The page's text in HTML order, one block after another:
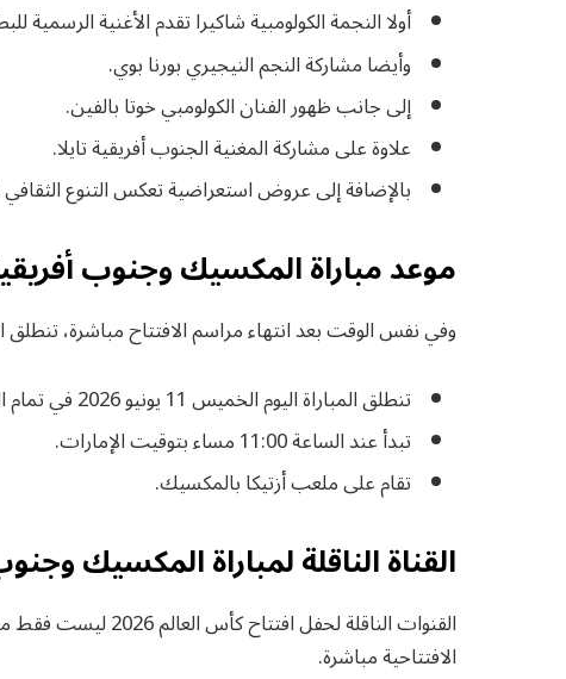
أولا النجمة الكولومبية شاكيرا تقدم الأغنية الرسمية
وأيضا مشاركة النجم النيجيري بورنا بوي.
إلى جانب ظهور الفنان الكولومبي خوتا بالفين.
علاوة على مشاركة المغنية الجنوب أفريقية تايلا.
بالإضافة إلى عروض استعراضية تعكس التنوع الثقافي
موعد مباراة المكسيك وجنوب
وفي نفس الوقت بعد انتهاء مراسم الافتتاح مباشرة،
تنطلق المباراة اليوم الخميس 11 يونيو 2026 في تمام الساعة 10:00 مساء بتوقيت القاهرة.
تبدأ عند الساعة 11:00 مساء بتوقيت الإمارات.
تقام على ملعب أزتيكا بالمكسيك.
القناة الناقلة لمباراة المكسيك
القنوات الناقلة
الافتتاحية مباشرة.